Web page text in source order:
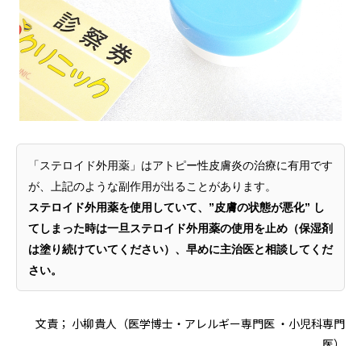
「ステロイド外用薬」はアトピー性皮膚炎の治療に有用です
が、上記のような副作用が出ることがあります。
ステロイド外用薬を使用していて、”皮膚の状態が悪化” し
てしまった時は一旦ステロイド外用薬の使用を止め（保湿剤
は塗り続けていてください）、早めに主治医と相談してくだ
さい。
文責； 小柳貴人（医学博士・アレルギー専門医 ・小児科専門